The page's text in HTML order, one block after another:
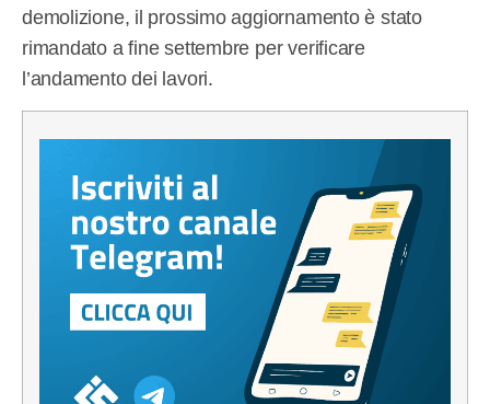
demolizione, il prossimo aggiornamento è stato
rimandato a fine settembre per verificare
l’andamento dei lavori.